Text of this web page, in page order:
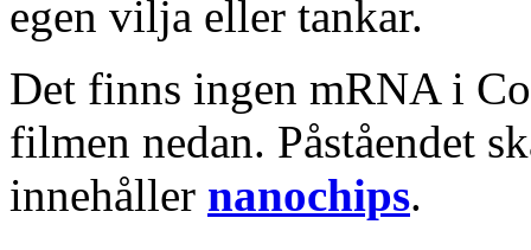
egen vilja eller tankar.
Det finns ingen mRNA i
filmen nedan. Påståendet
innehåller nanochips.